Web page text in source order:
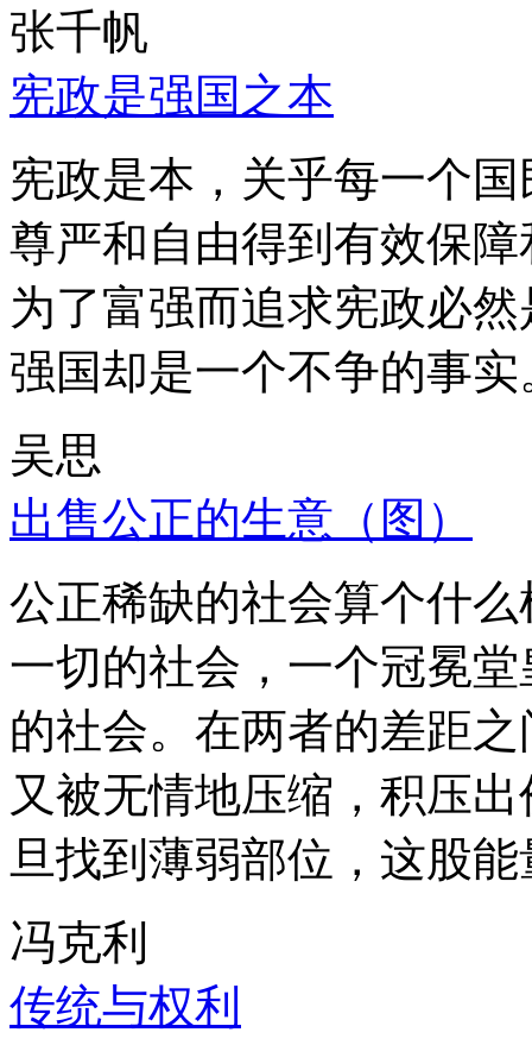
张千帆
宪政是强国之本
宪政是本，关乎每一个
尊严和自由得到有效保
为了富强而追求宪政必
强国却是一个不争的事实
吴思
出售公正的生意（图）
公正稀缺的社会算个什
一切的社会，一个冠冕
的社会。在两者的差距
又被无情地压缩，积压
旦找到薄弱部位，这股
冯克利
传统与权利